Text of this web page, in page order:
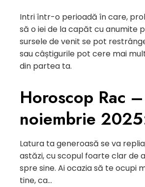
Intri într-o perioadă în care,
să o iei de la capăt cu anumite
sursele de venit se pot
sau câștigurile pot cere mai
din partea ta.
Horoscop Rac –
noiembrie
Latura ta generoasă se va
astăzi, cu scopul foarte clar de
spre sine. Ai ocazia să te ocupi
tine, ca…